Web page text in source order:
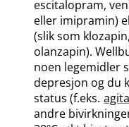
escitalopram,
eller imipramin)
(slik som
olanzapin).
noen legemidler
depresjon og du
status (f.eks.
andre